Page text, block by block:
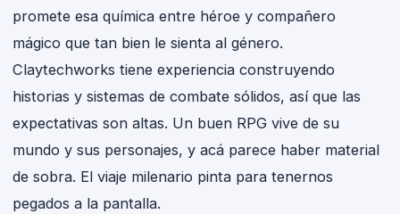
promete esa química entre héroe y compañero
mágico que tan bien le sienta al género.
Claytechworks tiene experiencia construyendo
historias y sistemas de combate sólidos, así que las
expectativas son altas. Un buen RPG vive de su
mundo y sus personajes, y acá parece haber material
de sobra. El viaje milenario pinta para tenernos
pegados a la pantalla.